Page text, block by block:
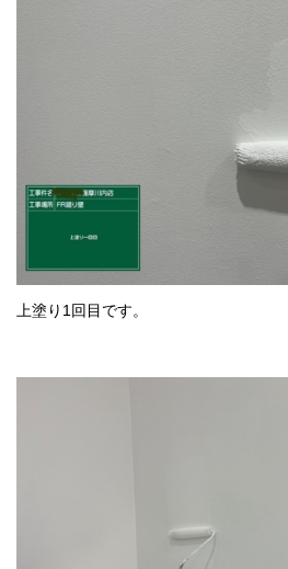
上塗り1回目です。